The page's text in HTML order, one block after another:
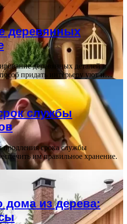
деревянных
деревянных деталей в
придать интерьеру уют и…
службы
срока службы
им правильное хранение.
дома из дерева: